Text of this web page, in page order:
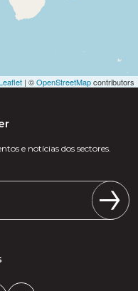
| ©OpenStreetMapcontributors
e notícias dos sectores.